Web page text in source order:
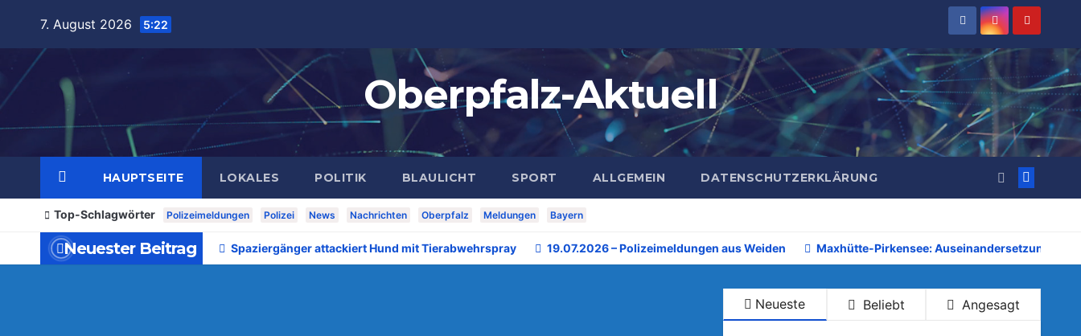
springen
7. August 2026 5:22
Oberpfalz-Aktuell
HAUPTSEITE LOKALES POLITIK BLAULICHT SPORT ALLGEMEIN DATENSCHUTZERKLÄRUNG
Top-Schlagwörter Polizeimeldungen Polizei News Nachrichten Oberpfalz Meldungen Bayern
Neuester Beitrag Spaziergänger attackiert Hund mit Tierabwehrspray 19.07.2026 – Polizeimeldungen aus Weiden Maxhütte-Pirkensee: Auseinandersetzung
Neueste Beliebt Angesagt